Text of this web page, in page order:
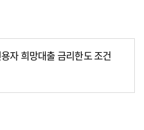
자 희망대출 금리한도 조건